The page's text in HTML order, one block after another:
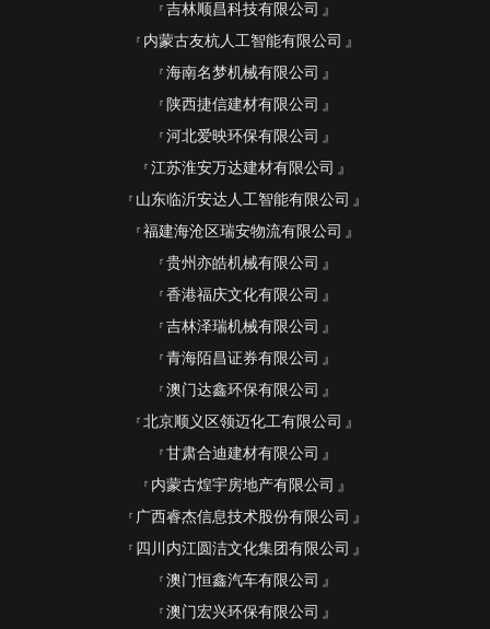
吉林顺昌科技有限公司
内蒙古友杭人工智能有限公司
海南名梦机械有限公司
陕西捷信建材有限公司
河北爱映环保有限公司
江苏淮安万达建材有限公司
山东临沂安达人工智能有限公司
福建海沧区瑞安物流有限公司
贵州亦皓机械有限公司
香港福庆文化有限公司
吉林泽瑞机械有限公司
青海陌昌证券有限公司
澳门达鑫环保有限公司
北京顺义区领迈化工有限公司
甘肃合迪建材有限公司
内蒙古煌宇房地产有限公司
广西睿杰信息技术股份有限公司
四川内江圆洁文化集团有限公司
澳门恒鑫汽车有限公司
澳门宏兴环保有限公司